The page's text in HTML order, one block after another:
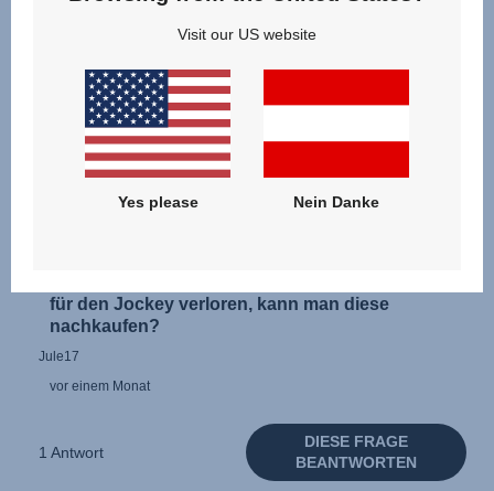
Visit our US website
Yes please Nein Danke